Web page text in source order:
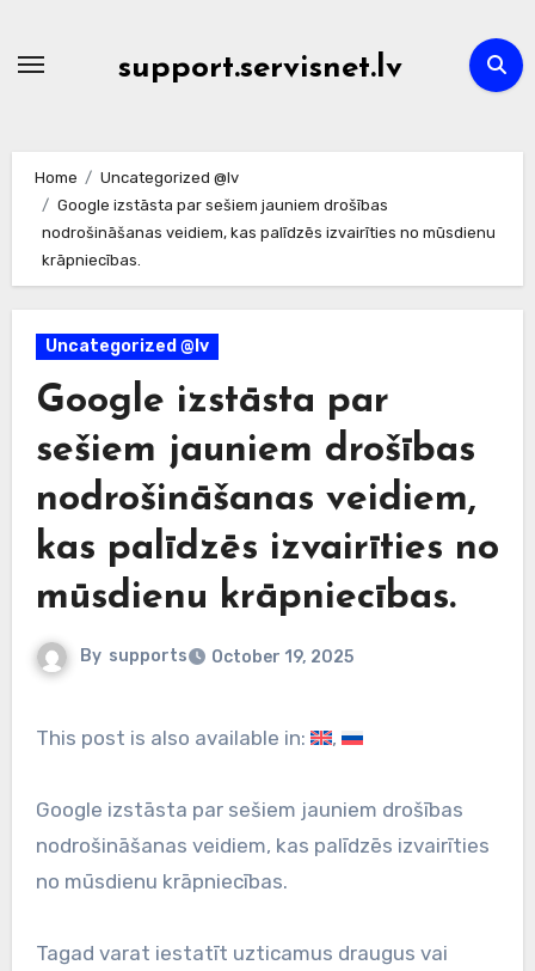
support.servisnet.lv
Home
Uncategorized @lv
Google izstāsta par sešiem jauniem drošības
nodrošināšanas veidiem, kas palīdzēs izvairīties no mūsdienu
krāpniecības.
Uncategorized @lv
Google izstāsta par
sešiem jauniem drošības
nodrošināšanas veidiem,
kas palīdzēs izvairīties no
mūsdienu krāpniecības.
By supports October 19, 2025
This post is also available in:
Google izstāsta par sešiem jauniem drošības
nodrošināšanas veidiem, kas palīdzēs izvairīties
no mūsdienu krāpniecības.
Tagad varat iestatīt uzticamus draugus vai